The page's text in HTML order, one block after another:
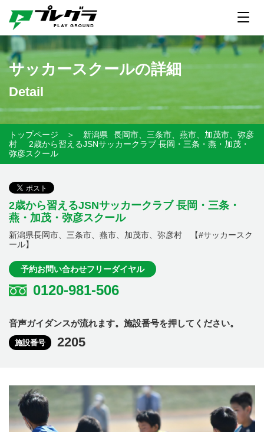
サッカースクールの詳細
Detail
トップページ ＞ 新潟県
長岡市、三条市、燕市、加茂市、弥彦
村
2歳から習えるJSNサッカークラブ 長岡・三条・燕・加茂・
弥彦スクール
2歳から習えるJSNサッカークラブ 長岡・三条・
燕・加茂・弥彦スクール
新潟県長岡市、三条市、燕市、加茂市、弥彦村 【#サッカースク
ール】
予約お問い合わせフリーダイヤル
0120-981-506
音声ガイダンスが流れます。施設番号を押してください。
施設番号 2205